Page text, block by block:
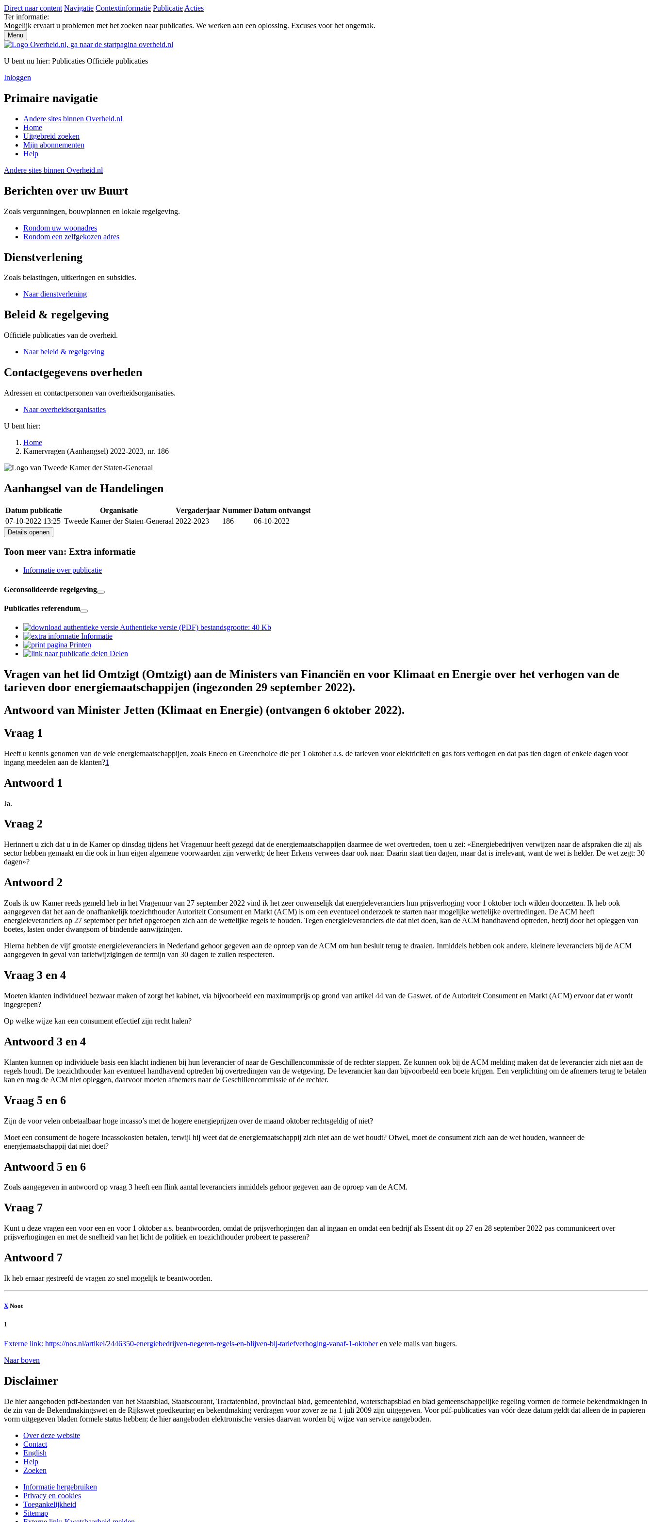
Direct naar content Navigatie Contextinformatie Publicatie Acties
Ter informatie:
Mogelijk ervaart u problemen met het zoeken naar publicaties. We werken aan een oplossing. Excuses voor het ongemak.
Menu
U bent nu hier: Publicaties Officiële publicaties
Inloggen
Primaire navigatie
Andere sites binnen Overheid.nl
Home
Uitgebreid zoeken
Mijn abonnementen
Help
Andere sites binnen Overheid.nl
Berichten over uw Buurt
Zoals vergunningen, bouwplannen en lokale regelgeving.
Rondom uw woonadres
Rondom een zelfgekozen adres
Dienstverlening
Zoals belastingen, uitkeringen en subsidies.
Naar dienstverlening
Beleid & regelgeving
Officiële publicaties van de overheid.
Naar beleid & regelgeving
Contactgegevens overheden
Adressen en contactpersonen van overheidsorganisaties.
Naar overheidsorganisaties
U bent hier:
Home
Kamervragen (Aanhangsel) 2022-2023, nr. 186
Aanhangsel van de Handelingen
Datum publicatie Organisatie Vergaderjaar Nummer Datum ontvangst
07-10-2022 13:25 Tweede Kamer der Staten-Generaal 2022-2023 186 06-10-2022
Details openen
Toon meer van: Extra informatie
Informatie over publicatie
Geconsolideerde regelgeving
Publicaties referendum
Authentieke versie (PDF) bestandsgrootte: 40 Kb
Informatie
Printen
Delen
Vragen van het lid Omtzigt (Omtzigt) aan de Ministers van Financiën en voor Klimaat en Energie over het verhogen van de
tarieven door energiemaatschappijen (ingezonden 29 september 2022).
Antwoord van Minister Jetten (Klimaat en Energie) (ontvangen 6 oktober 2022).
Vraag 1
Heeft u kennis genomen van de vele energiemaatschappijen, zoals Eneco en Greenchoice die per 1 oktober a.s. de tarieven voor elektriciteit en gas fors verhogen en dat pas tien dagen of enkele dagen voor
ingang meedelen aan de klanten?1
Antwoord 1
Ja.
Vraag 2
Herinnert u zich dat u in de Kamer op dinsdag tijdens het Vragenuur heeft gezegd dat de energiemaatschappijen daarmee de wet overtreden, toen u zei: «Energiebedrijven verwijzen naar de afspraken die zij als
sector hebben gemaakt en die ook in hun eigen algemene voorwaarden zijn verwerkt; de heer Erkens verwees daar ook naar. Daarin staat tien dagen, maar dat is irrelevant, want de wet is helder. De wet zegt: 30
dagen»?
Antwoord 2
Zoals ik uw Kamer reeds gemeld heb in het Vragenuur van 27 september 2022 vind ik het zeer onwenselijk dat energieleveranciers hun prijsverhoging voor 1 oktober toch wilden doorzetten. Ik heb ook
aangegeven dat het aan de onafhankelijk toezichthouder Autoriteit Consument en Markt (ACM) is om een eventueel onderzoek te starten naar mogelijke wettelijke overtredingen. De ACM heeft
energieleveranciers op 27 september per brief opgeroepen zich aan de wettelijke regels te houden. Tegen energieleveranciers die dat niet doen, kan de ACM handhavend optreden, hetzij door het opleggen van
boetes, lasten onder dwangsom of bindende aanwijzingen.
Hierna hebben de vijf grootste energieleveranciers in Nederland gehoor gegeven aan de oproep van de ACM om hun besluit terug te draaien. Inmiddels hebben ook andere, kleinere leveranciers bij de ACM
aangegeven in geval van tariefwijzigingen de termijn van 30 dagen te zullen respecteren.
Vraag 3 en 4
Moeten klanten individueel bezwaar maken of zorgt het kabinet, via bijvoorbeeld een maximumprijs op grond van artikel 44 van de Gaswet, of de Autoriteit Consument en Markt (ACM) ervoor dat er wordt
ingegrepen?
Op welke wijze kan een consument effectief zijn recht halen?
Antwoord 3 en 4
Klanten kunnen op individuele basis een klacht indienen bij hun leverancier of naar de Geschillencommissie of de rechter stappen. Ze kunnen ook bij de ACM melding maken dat de leverancier zich niet aan de
regels houdt. De toezichthouder kan eventueel handhavend optreden bij overtredingen van de wetgeving. De leverancier kan dan bijvoorbeeld een boete krijgen. Een verplichting om de afnemers terug te betalen
kan en mag de ACM niet opleggen, daarvoor moeten afnemers naar de Geschillencommissie of de rechter.
Vraag 5 en 6
Zijn de voor velen onbetaalbaar hoge incasso’s met de hogere energieprijzen over de maand oktober rechtsgeldig of niet?
Moet een consument de hogere incassokosten betalen, terwijl hij weet dat de energiemaatschappij zich niet aan de wet houdt? Ofwel, moet de consument zich aan de wet houden, wanneer de
energiemaatschappij dat niet doet?
Antwoord 5 en 6
Zoals aangegeven in antwoord op vraag 3 heeft een flink aantal leveranciers inmiddels gehoor gegeven aan de oproep van de ACM.
Vraag 7
Kunt u deze vragen een voor een en voor 1 oktober a.s. beantwoorden, omdat de prijsverhogingen dan al ingaan en omdat een bedrijf als Essent dit op 27 en 28 september 2022 pas communiceert over
prijsverhogingen en met de snelheid van het licht de politiek en toezichthouder probeert te passeren?
Antwoord 7
Ik heb ernaar gestreefd de vragen zo snel mogelijk te beantwoorden.
XNoot
1
Externe link: https://nos.nl/artikel/2446350-energiebedrijven-negeren-regels-en-blijven-bij-tariefverhoging-vanaf-1-oktoberen vele mails van bugers.
Naar boven
Disclaimer
De hier aangeboden pdf-bestanden van het Staatsblad, Staatscourant, Tractatenblad, provinciaal blad, gemeenteblad, waterschapsblad en blad gemeenschappelijke regeling vormen de formele bekendmakingen in
de zin van de Bekendmakingswet en de Rijkswet goedkeuring en bekendmaking verdragen voor zover ze na 1 juli 2009 zijn uitgegeven. Voor pdf-publicaties van vóór deze datum geldt dat alleen de in papieren
vorm uitgegeven bladen formele status hebben; de hier aangeboden elektronische versies daarvan worden bij wijze van service aangeboden.
Over deze website
Contact
English
Help
Zoeken
Informatie hergebruiken
Privacy en cookies
Toegankelijkheid
Sitemap